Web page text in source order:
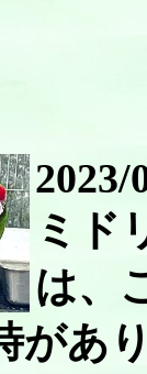
2023/
ミド
は、
があ